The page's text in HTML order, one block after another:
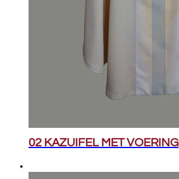
02 KAZUIFEL MET VOERING